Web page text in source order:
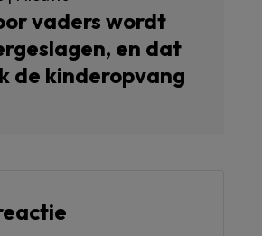
vaders wordt
en dat
de kinderopvang